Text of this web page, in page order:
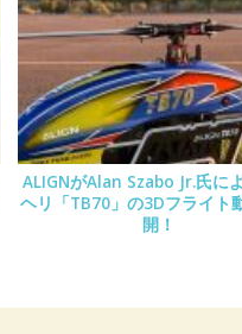
ALIGNがAlan Szabo Jr.氏に
ヘリ「TB70」の3Dフライト
開！